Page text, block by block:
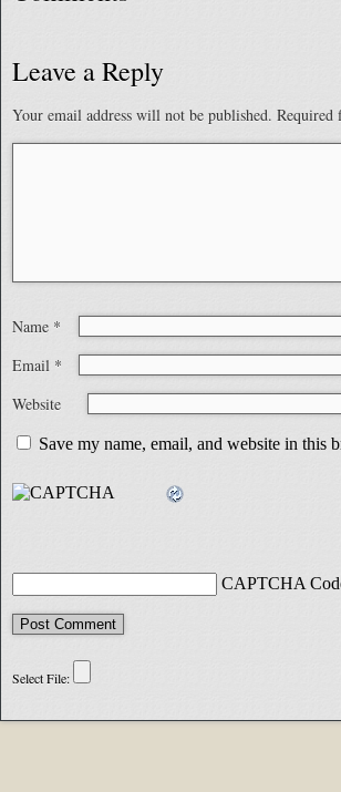
Leave a Reply
Your email address will not be published. Required
Name *
Email *
Website
Save my name, email, and website in this
CAPTCHA